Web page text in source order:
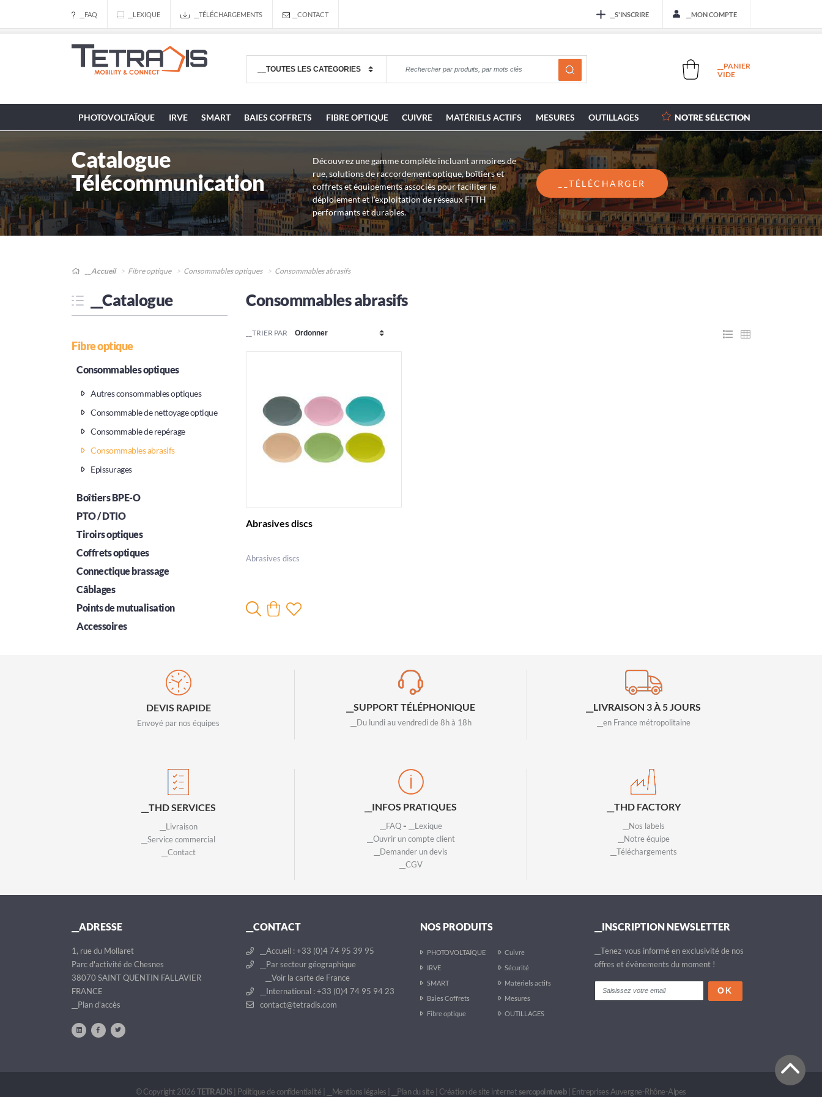
__FAQ __LEXIQUE __TÉLÉCHARGEMENTS __CONTACT __S'INSCRIRE __MON COMPTE
__PANIER
VIDE
PHOTOVOLTAÏQUE IRVE SMART BAIES COFFRETS FIBRE OPTIQUE CUIVRE MATÉRIELS ACTIFS MESURES OUTILLAGES NOTRE SÉLECTION
Catalogue
Télécommunication
Découvrez une gamme complète incluant armoires de
rue, solutions de raccordement optique, boîtiers et
coffrets et équipements associés pour faciliter le
déploiement et l’exploitation de réseaux FTTH
performants et durables.
__TÉLÉCHARGER
__Accueil Fibre optique Consommables optiques Consommables abrasifs
__Catalogue
Fibre optique
Consommables optiques
Autres consommables optiques
Consommable de nettoyage optique
Consommable de repérage
Consommables abrasifs
Epissurages
Boîtiers BPE-O
PTO / DTIO
Tiroirs optiques
Coffrets optiques
Connectique brassage
Câblages
Points de mutualisation
Accessoires
Consommables abrasifs
__TRIER PAR
Abrasives discs
Abrasives discs
DEVIS RAPIDE
Envoyé par nos équipes
__SUPPORT TÉLÉPHONIQUE
__Du lundi au vendredi de 8h à 18h
__LIVRAISON 3 À 5 JOURS
__en France métropolitaine
__THD SERVICES
__Livraison
__Service commercial
__Contact
__INFOS PRATIQUES
__FAQ-
__Lexique
__Ouvrir un compte client
__Demander un devis
__CGV
__THD FACTORY
__Nos labels
__Notre équipe
__Téléchargements
__ADRESSE
1, rue du Mollaret
Parc d'activité de Chesnes
38070 SAINT QUENTIN FALLAVIER
FRANCE
__Plan d'accès
__CONTACT
__Accueil : +33 (0)4 74 95 39 95
__Par secteur géographique
__Voir la carte de France
__International : +33 (0)4 74 95 94 23
contact@tetradis.com
NOS PRODUITS
PHOTOVOLTAÏQUE
IRVE
SMART
Baies Coffrets
Fibre optique
Cuivre
Sécurité
Matériels actifs
Mesures
OUTILLAGES
__INSCRIPTION NEWSLETTER
__Tenez-vous informé en exclusivité de nos
offres et évènements du moment !
© Copyright 2026TETRADIS| Politique de confidentialité __Mentions légales __Plan du site Création de site internet sercopointweb| Entreprises Auvergne-Rhône-Alpes